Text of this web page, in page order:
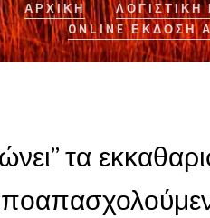
ΑΡΧΙΚΉ
ONLINE ΈΚΔΟΣΗ
τα